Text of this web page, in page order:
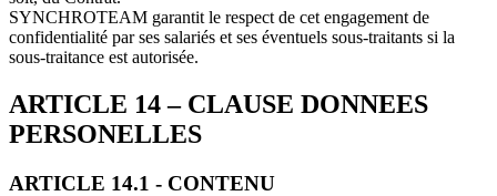
SYNCHROTEAM garantit le respect de cet engagement de
confidentialité par ses salariés et ses éventuels sous-traitants si la
sous-traitance est autorisée.
ARTICLE 14 – CLAUSE DONNEES
PERSONELLES
ARTICLE 14.1 - CONTENU